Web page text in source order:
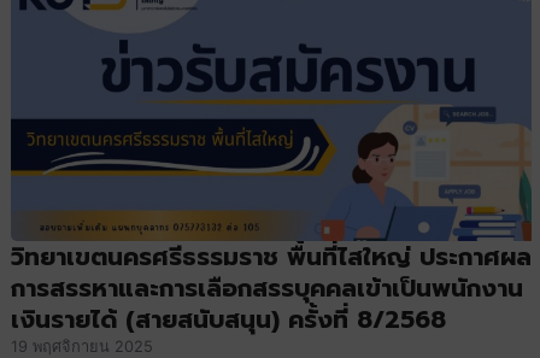
วิทยาเขตนครศรีธรรมราช พื้นที่ไสใหญ่ ประกาศผล
การสรรหาและการเลือกสรรบุคคลเข้าเป็นพนักงาน
เงินรายได้ (สายสนับสนุน) ครั้งที่ 8/2568
19 พฤศจิกายน 2025